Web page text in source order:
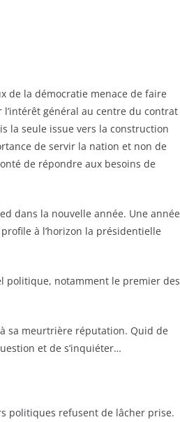
de la démocratie menace de faire
général au centre du contrat
la seule issue vers la construction
de servir la nation et non de
de répondre aux besoins de
dans la nouvelle année. Une année
à l’horizon la présidentielle
politique, notamment le premier des
sa meurtrière réputation. Quid de
et de s’inquiéter…
politiques refusent de lâcher prise.